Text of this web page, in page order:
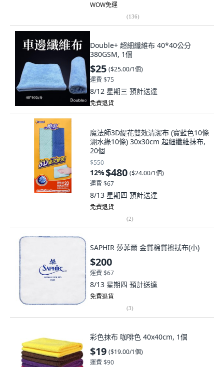
WOW免運
(136)
Double+ 超細纖維布 40*40公分
380GSM, 1個
$25 ($25.00/1個)
運費 $75
8/12 星期三 預計送達
免費退貨
魔法師3D緹花雙效清潔布 (寶藍色10條
湖水綠10條) 30x30cm 超細纖維抹布,
20個
$550
12%$480 ($24.00/1個)
運費 $67
8/13 星期四 預計送達
免費退貨
(2)
SAPHIR 莎菲爾 金質棉質擦拭布(小)
$200
運費 $67
8/13 星期四 預計送達
免費退貨
(3)
彩色抹布 咖啡色 40x40cm, 1個
$19 ($19.00/1個)
運費 $90